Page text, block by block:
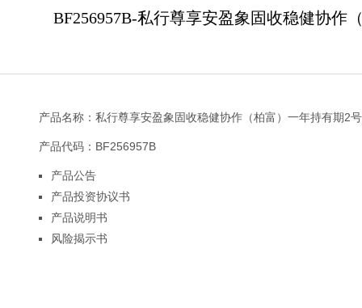
BF256957B-私行尊享安盈象固收稳健协作
产品名称：私行尊享安盈象固收稳健协作（柏富）一年持有期2
产品代码：BF256957B
产品公告
产品投资协议书
产品说明书
风险揭示书